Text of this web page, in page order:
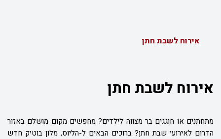
אירוח לשבת חתן
אירוח לשבת חתן
מתחתנים או חוגגים בר מצווה לילדים? מחפשים מקום מושלם באזור
הדרום לאירועי שבת חתן? ברוכים הבאים ל-הליוס, מלון בוטיק חדש